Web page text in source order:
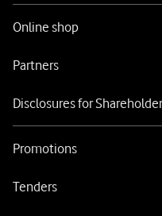
Online shop
Partners
Disclosures for
Promotions
Tenders